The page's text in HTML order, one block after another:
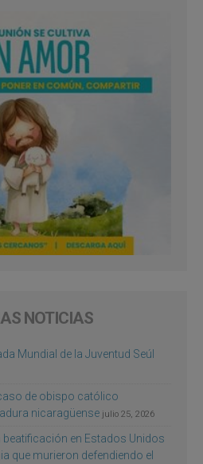
NOTICIAS
Mundial de la Juventud Seúl
de obispo católico
nicaragüense julio 25, 2026
beatificación en Estados Unidos
que murieron defendiendo el